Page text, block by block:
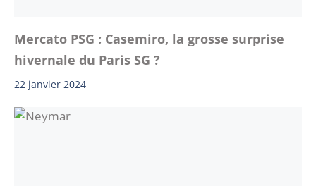
Mercato PSG : Casemiro, la grosse surprise
hivernale du Paris SG ?
22 janvier 2024